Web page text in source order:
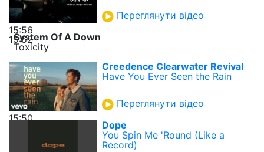
15:56
Переглянути відео
15:52
System Of A Down
Toxicity
15:50
Creedence Clearwater Revival
Have You Ever Seen the Rain
Переглянути відео
Dope
You Spin Me 'Round (Like a
Record)